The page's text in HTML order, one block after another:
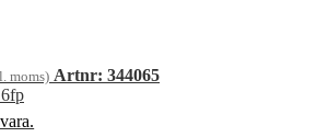
moms) Artnr: 344065